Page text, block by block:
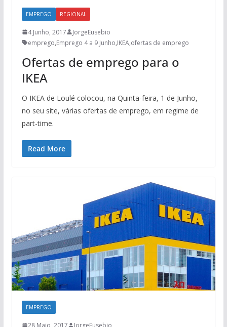
EMPREGO REGIONAL
4 Junho, 2017
JorgeEusebio
emprego,Emprego 4 a 9 Junho,IKEA,ofertas de emprego
Ofertas de emprego para o
IKEA
O IKEA de Loulé colocou, na Quinta-feira, 1 de Junho,
no seu site, várias ofertas de emprego, em regime de
part-time.
Read More
EMPREGO
28 Maio, 2017
JorgeEusebio